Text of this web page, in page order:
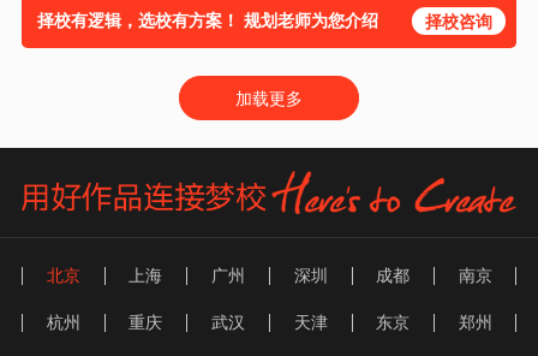
择校有逻辑，选校有方案！ 规划老师为您介绍 择校咨询
加载更多
北京 上海 广州 深圳 成都 南京
杭州 重庆 武汉 天津 东京 郑州